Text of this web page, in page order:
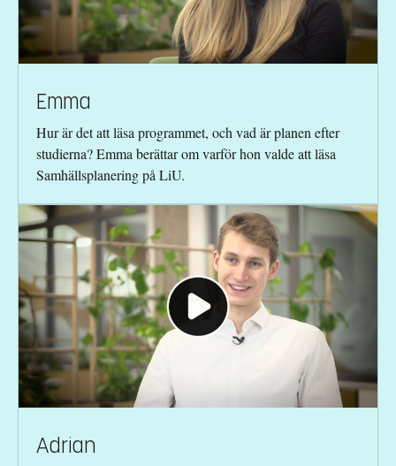
Emma
Hur är det att läsa programmet, och vad är planen efter
studierna? Emma berättar om varför hon valde att läsa
Samhällsplanering på LiU.
Adrian